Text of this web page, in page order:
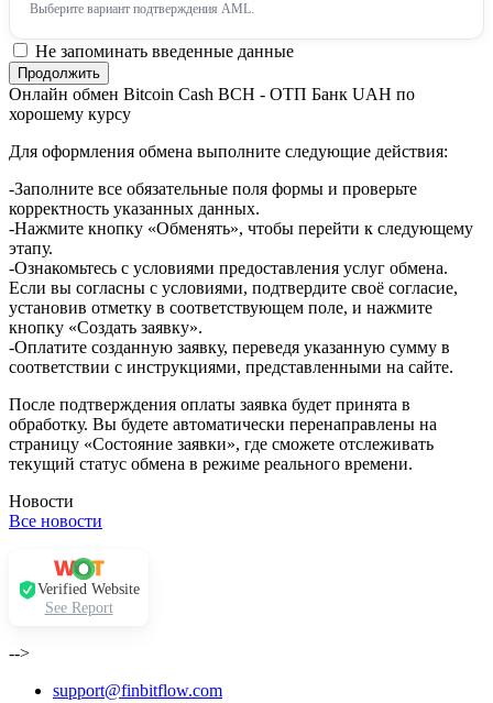
Выберите вариант подтверждения AML.
Не запоминать введенные данные
Онлайн обмен Bitcoin Cash BCH - ОТП Банк UAH по
хорошему курсу
Для оформления обмена выполните следующие действия:
-Заполните все обязательные поля формы и проверьте
корректность указанных данных.
-Нажмите кнопку «Обменять», чтобы перейти к следующему
этапу.
-Ознакомьтесь с условиями предоставления услуг обмена.
Если вы согласны с условиями, подтвердите своё согласие,
установив отметку в соответствующем поле, и нажмите
кнопку «Создать заявку».
-Оплатите созданную заявку, переведя указанную сумму в
соответствии с инструкциями, представленными на сайте.
После подтверждения оплаты заявка будет принята в
обработку. Вы будете автоматически перенаправлены на
страницу «Состояние заявки», где сможете отслеживать
текущий статус обмена в режиме реального времени.
Новости
Все новости
Verified Website
See Report
-->
support@finbitflow.com